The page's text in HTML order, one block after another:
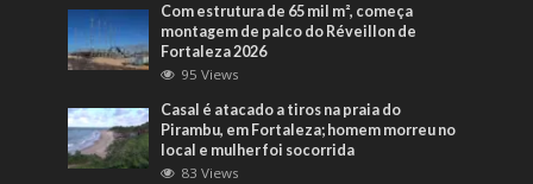
Com estrutura de 65 mil m², começa
montagem de palco do Réveillon de
Fortaleza 2026
95 Views
Casal é atacado a tiros na praia do
Pirambu, em Fortaleza; homem morreu no
local e mulher foi socorrida
83 Views